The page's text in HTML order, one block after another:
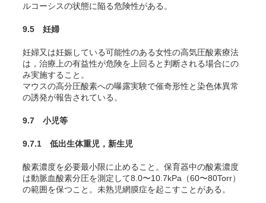
ルコーシスの状態に陥る危険性がある 。
9.5 妊婦
妊婦又は妊娠している可能性のある女性の高気圧酸素療法
は，治療上の有益性が危険を上回ると判断される場合にの
み実施すること。
マウスの高分圧酸素への曝露実験で催奇形性と染色体異常
の誘発が報告されている 。
9.7 小児等
9.7.1 低出生体重児，新生児
酸素濃度を必要最小限に止めること。保育器中の酸素濃度
は動脈血酸素分圧を測定して8.0〜10.7kPa（60〜80Torr）
の範囲を保つこと。未熟児網膜症を起こすことがある 。